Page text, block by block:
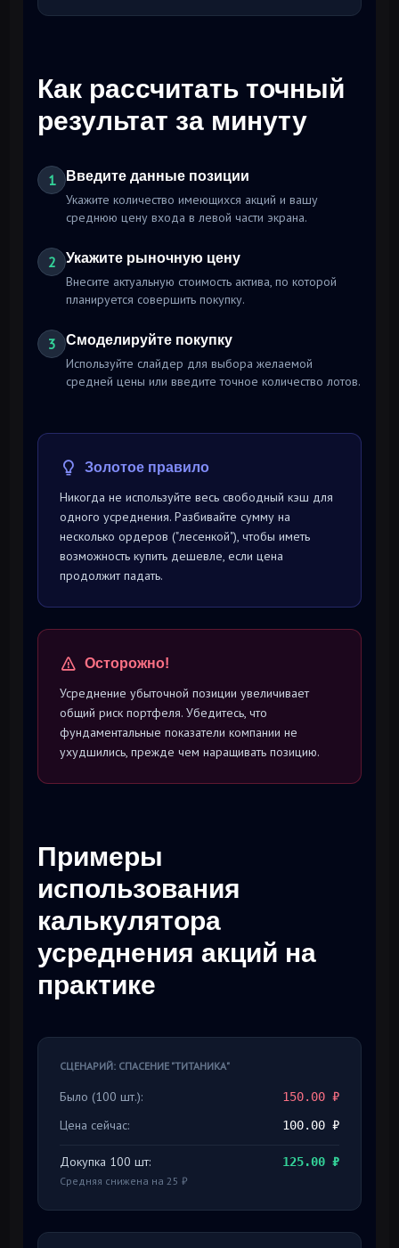
Как рассчитать точный
результат за минуту
1 Введите данные позиции
Укажите количество имеющихся акций и вашу
среднюю цену входа в левой части экрана.
2 Укажите рыночную цену
Внесите актуальную стоимость актива, по которой
планируется совершить покупку.
3 Смоделируйте покупку
Используйте слайдер для выбора желаемой
средней цены или введите точное количество лотов.
Золотое правило
Никогда не используйте весь свободный кэш для
одного усреднения. Разбивайте сумму на
несколько ордеров ("лесенкой"), чтобы иметь
возможность купить дешевле, если цена
продолжит падать.
Осторожно!
Усреднение убыточной позиции увеличивает
общий риск портфеля. Убедитесь, что
фундаментальные показатели компании не
ухудшились, прежде чем наращивать позицию.
Примеры
использования
калькулятора
усреднения акций на
практике
СЦЕНАРИЙ: СПАСЕНИЕ "ТИТАНИКА"
Было (100 шт.): 150.00 ₽
Цена сейчас: 100.00 ₽
Докупка 100 шт: 125.00 ₽
Средняя снижена на 25 ₽